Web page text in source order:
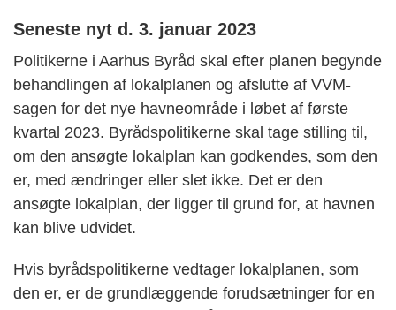
Seneste nyt d. 3. januar 2023
Politikerne i Aarhus Byråd skal efter planen begynde
behandlingen af lokalplanen og afslutte af VVM-
sagen for det nye havneområde i løbet af første
kvartal 2023. Byrådspolitikerne skal tage stilling til,
om den ansøgte lokalplan kan godkendes, som den
er, med ændringer eller slet ikke. Det er den
ansøgte lokalplan, der ligger til grund for, at havnen
kan blive udvidet.
Hvis byrådspolitikerne vedtager lokalplanen, som
den er, er de grundlæggende forudsætninger for en